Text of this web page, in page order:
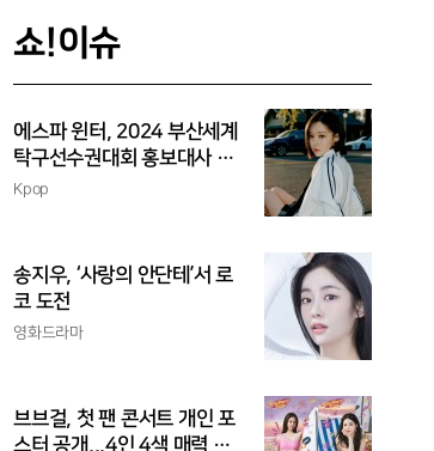
쇼!이슈
에스파 윈터, 2024 부산세계
탁구선수권대회 홍보대사 위
촉
Kpop
송지우, ‘사랑의 안단테’서 로
코 도전
영화드라마
브브걸, 첫 팬 콘서트 개인 포
스터 공개...4인 4색 매력 발